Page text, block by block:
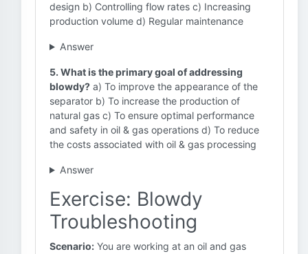
design b) Controlling flow rates c) Increasing
production volume d) Regular maintenance
Answer
5. What is the primary goal of addressing
blowdy? a) To improve the appearance of the
separator b) To increase the production of
natural gas c) To ensure optimal performance
and safety in oil & gas operations d) To reduce
the costs associated with oil & gas processing
Answer
Exercise: Blowdy
Troubleshooting
Scenario: You are working at an oil and gas